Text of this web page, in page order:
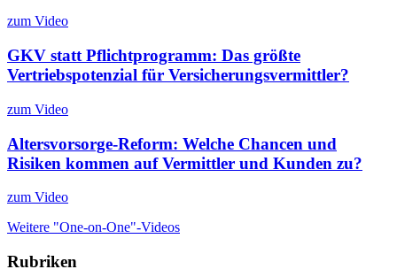
zum Video
GKV statt Pflichtprogramm: Das größte
Vertriebspotenzial für Versicherungsvermittler?
zum Video
Altersvorsorge-Reform: Welche Chancen und
Risiken kommen auf Vermittler und Kunden zu?
zum Video
Weitere "One-on-One"-Videos
Rubriken